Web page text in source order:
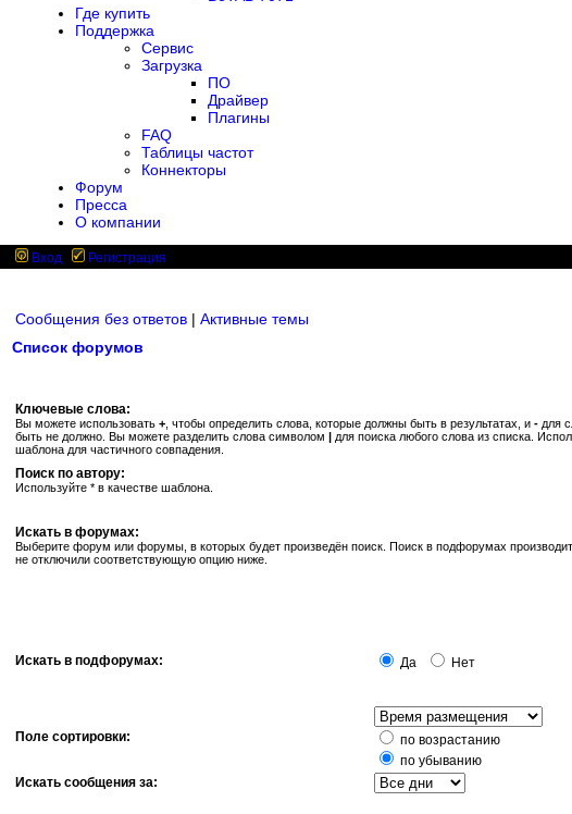
Где купить
Поддержка
Сервис
Загрузка
ПО
Драйвер
Плагины
FAQ
Таблицы частот
Коннекторы
Форум
Пресса
О компании
Вход Регистрация
Сообщения без ответов | Активные темы
Список форумов
Ключевые слова:
Вы можете использовать + , чтобы определить слова, которые должны быть в результатах, и - для
быть не должно. Вы можете разделить слова символом | для поиска любого слова из списка.
шаблона для частичного совпадения.
Поиск по автору:
Используйте * в качестве шаблона.
Искать в форумах:
Выберите форум или форумы, в которых будет произведён поиск. Поиск в подфорумах
не отключили соответствующую опцию ниже.
Искать в подфорумах: Да Нет
Поле сортировки:
по возрастанию
по убыванию
Искать сообщения за: